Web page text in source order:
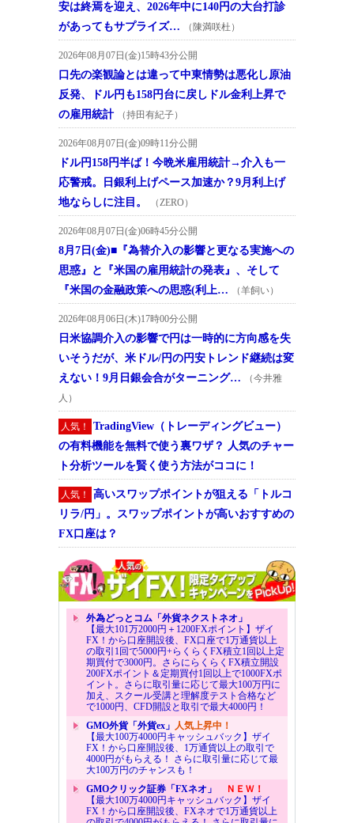
安は終焉を迎え、2026年中に140円の大台打診
があってもサプライズ…
（陳満咲杜）
2026年08月07日(金)15時43分公開
口先の楽観論とは違って中東情勢は悪化し原油
反発、ドル円も158円台に戻しドル金利上昇で
の雇用統計
（持田有紀子）
2026年08月07日(金)09時11分公開
ドル円158円半ば！今晩米雇用統計→介入も一
応警戒。日銀利上げペース加速か？9月利上げ
地ならしに注目。
（ZERO）
2026年08月07日(金)06時45分公開
8月7日(金)■『為替介入の影響と更なる実施への
思惑』と『米国の雇用統計の発表』、そして
『米国の金融政策への思惑(利上…
（羊飼い）
2026年08月06日(木)17時00分公開
日米協調介入の影響で円は一時的に方向感を失
いそうだが、米ドル/円の円安トレンド継続は変
えない！9月日銀会合がターニング…
（今井雅
人）
人気！
TradingView（トレーディングビュー）
の有料機能を無料で使う裏ワザ？ 人気のチャー
ト分析ツールを賢く使う方法がココに！
人気！
高いスワップポイントが狙える「トルコ
リラ/円」。スワップポイントが高いおすすめの
FX口座は？
外為どっとコム「外貨ネクストネオ」
【最大101万2000円＋1200FXポイント】ザイ
FX！から口座開設後、FX口座で1万通貨以上
の取引1回で5000円+らくらくFX積立1回以上定
期買付で3000円。さらにらくらくFX積立開設
200FXポイント＆定期買付1回以上で1000FXポ
イント。さらに取引量に応じて最大100万円に
加え、スクール受講と理解度テスト合格など
で1000円、CFD開設と取引で最大4000円！
GMO外貨「外貨ex」 人気上昇中！
【最大100万4000円キャッシュバック】ザイ
FX！から口座開設後、1万通貨以上の取引で
4000円がもらえる！ さらに取引量に応じて最
大100万円のチャンスも！
GMOクリック証券「FXネオ」
ＮＥＷ！
【最大100万4000円キャッシュバック】ザイ
FX！から口座開設後、FXネオで1万通貨以上